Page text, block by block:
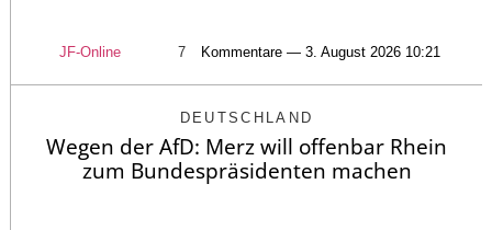
JF-Online 7 Kommentare — 3. August 2026 10:21
DEUTSCHLAND
Wegen der AfD: Merz will offenbar Rhein
zum Bundespräsidenten machen